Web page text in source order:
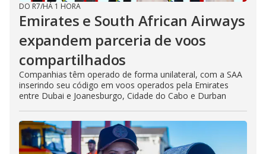
DO R7/HÁ 1 HORA
Emirates e South African Airways
expandem parceria de voos
compartilhados
Companhias têm operado de forma unilateral, com a SAA
inserindo seu código em voos operados pela Emirates
entre Dubai e Joanesburgo, Cidade do Cabo e Durban